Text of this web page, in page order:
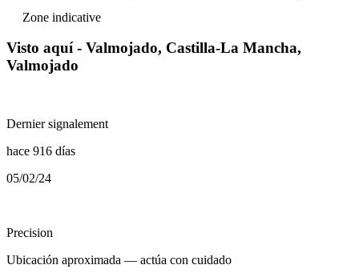
Zone indicative
Visto aquí - Valmojado, Castilla-La Mancha,
Valmojado
Dernier signalement
hace 916 días
05/02/24
Precision
Ubicación aproximada — actúa con cuidado